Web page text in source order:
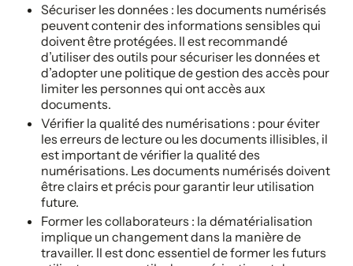
Sécuriser les données : les documents numérisés
peuvent contenir des informations sensibles qui
doivent être protégées. Il est recommandé
d’utiliser des outils pour sécuriser les données et
d’adopter une politique de gestion des accès pour
limiter les personnes qui ont accès aux
documents.
Vérifier la qualité des numérisations : pour éviter
les erreurs de lecture ou les documents illisibles, il
est important de vérifier la qualité des
numérisations. Les documents numérisés doivent
être clairs et précis pour garantir leur utilisation
future.
Former les collaborateurs : la dématérialisation
implique un changement dans la manière de
travailler. Il est donc essentiel de former les futurs